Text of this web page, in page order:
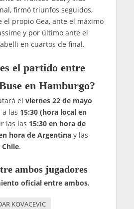
firmó triunfos seguidos,
el propio Gea, ante el máximo
y por último ante el
en cuartos de final.
el partido entre
en Hamburgo?
el viernes 22 de mayo
las 15:30 (hora local en
las las 15:30 en hora de
hora de Argentinay las
.
ambos jugadores
oficial entre ambos.
KOVACEVIC